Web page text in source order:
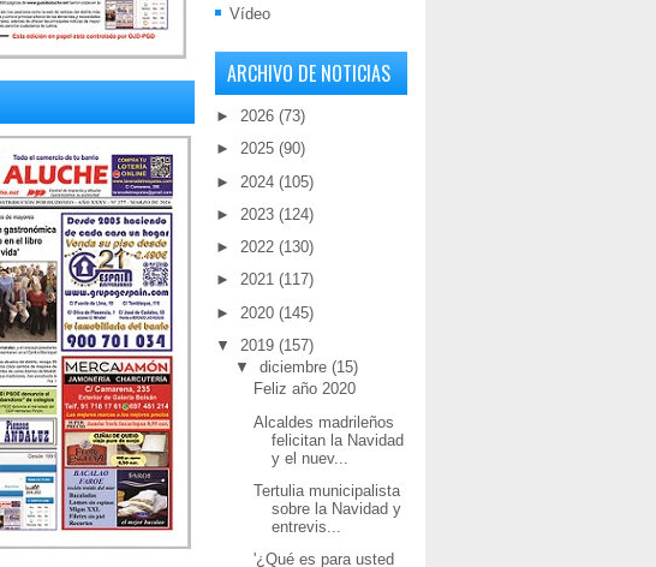
Vídeo
ARCHIVO DE NOTICIAS
► 2026 (73)
► 2025 (90)
► 2024 (105)
► 2023 (124)
► 2022 (130)
► 2021 (117)
► 2020 (145)
▼
2019 (157)
▼
diciembre (15)
Feliz año 2020
Alcaldes madrileños
felicitan la Navidad
y el nuev...
Tertulia municipalista
sobre la Navidad y
entrevis...
'¿Qué es para usted